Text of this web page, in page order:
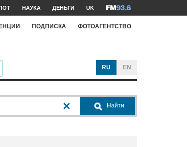
НАУКА ДЕНЬГИ UK
ПОДПИСКА ФОТОАГЕНТСТВО
RU EN
Найти